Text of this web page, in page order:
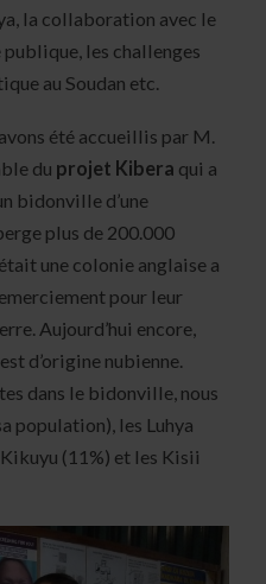
la collaboration avec le
les challenges
au Soudan etc.
été accueillis par M.
du projet Kibera qui a
bidonville d’une
plus de 200.000
une colonie anglaise a
pour leur
Aujourd’hui encore,
d’origine nubienne.
dans le bidonville, nous
population), les Luhya
(11%) et les Kisii